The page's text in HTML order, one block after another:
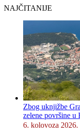
NAJČITANIJE
Zbog uknjižbe
zelene površine u
6. kolovoza 2026.